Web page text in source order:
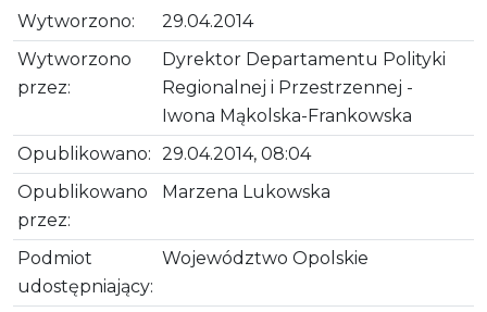
Wytworzono:
29.04.2014
Wytworzono
przez:
Dyrektor Departamentu Polityki
Regionalnej i Przestrzennej -
Iwona Mąkolska-Frankowska
Opublikowano: 29.04.2014, 08:04
Opublikowano
przez:
Marzena Lukowska
Podmiot
udostępniający:
Województwo Opolskie